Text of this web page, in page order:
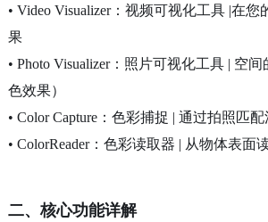
• Video Visualizer：视频可视化工具 |在
果
• Photo Visualizer：照片可视化工具 | 空
色效果）
• Color Capture：色彩捕捉 | 通过拍照匹
• ColorReader：色彩读取器 | 从物体表面
二、核心功能详解